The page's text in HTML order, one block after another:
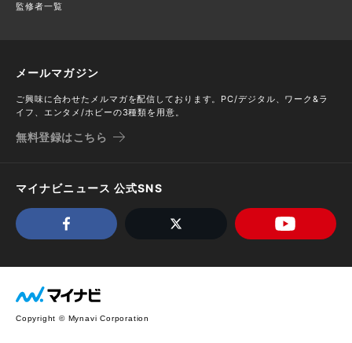
監修者一覧
メールマガジン
ご興味に合わせたメルマガを配信しております。PC/デジタル、ワーク&ラ
イフ、エンタメ/ホビーの3種類を用意。
無料登録はこちら
マイナビニュース 公式SNS
Copyright © Mynavi Corporation